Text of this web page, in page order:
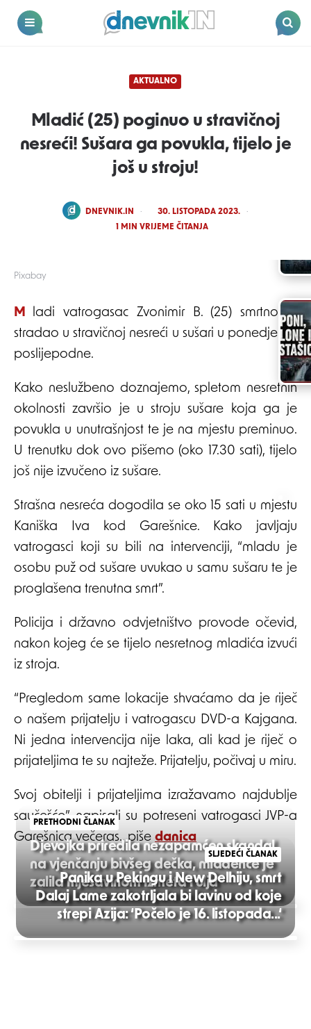
Dnevnik.in
Pixabay
AKTUALNO
Mladić (25) poginuo u stravičnoj
nesreći! Sušara ga povukla, tijelo je
još u stroju!
POSTED
DNEVNIK.IN
30. LISTOPADA 2023.
1 MIN VRIJEME ČITANJA
Mladi vatrogasac Zvonimir B. (25) smrtno je
stradao u stravičnoj nesreći u sušari u ponedjeljak
poslijepodne.
Kako neslužbeno doznajemo, spletom nesretnih
okolnosti završio je u stroju sušare koja ga je
povukla u unutrašnjost te je na mjestu preminuo.
U trenutku dok ovo pišemo (oko 17.30 sati), tijelo
još nije izvučeno iz sušare.
Strašna nesreća dogodila se oko 15 sati u mjestu
Kaniška Iva kod Garešnice. Kako javljaju
vatrogasci koji su bili na intervenciji, “mladu je
osobu puž od sušare uvukao u samu sušaru te je
proglašena trenutna smrt”.
Policija i državno odvjetništvo provode očevid,
nakon kojeg će se tijelo nesretnog mladića izvući
iz stroja.
“Pregledom same lokacije shvaćamo da je riječ
o našem prijatelju i vatrogascu DVD-a Kajgana.
Ni jedna intervencija nije laka, ali kad je riječ o
prijateljima te su najteže. Prijatelju, počivaj u miru.
Svoj obitelji i prijateljima izražavamo najdublje
saučešće”, napisali su potreseni vatrogasci JVP-a
Garešnica večeras., piše danica
Post
navigation
PRETHODNI ČLANAK
Djevojka priredila nezapamćen skandal
na vjenčanju bivšeg dečka, mladence je
zalila mješavinom izmeta i ulja
SLJEDEĆI ČLANAK
Panika u Pekingu i New Delhiju, smrt
Dalaj Lame zakotrljala bi lavinu od koje
strepi Azija: ‘Počelo je 16. listopada...‘